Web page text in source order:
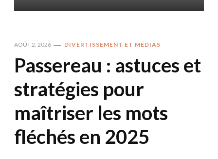
AOÛT 2, 2026 DIVERTISSEMENT ET MÉDIAS
Passereau : astuces et
stratégies pour
maîtriser les mots
fléchés en 2025